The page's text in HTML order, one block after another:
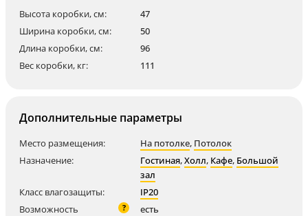
Высота коробки, см:
47
Ширина коробки, см:
50
Длина коробки, см:
96
Вес коробки, кг:
111
Дополнительные параметры
Место размещения: На потолке, Потолок
Назначение:
Гостиная,Холл, Кафе, Большой
зал
Класс влагозащиты:
IP20
Возможность
? есть